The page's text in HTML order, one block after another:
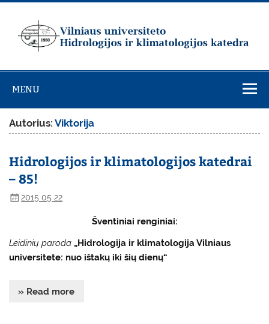
Skip
universiteto
Hidrologijos ir
klimatologijos
katedra
MENU
Autorius:Viktorija
Hidrologijos ir klimatologijos katedrai
– 85!
2015 05 22
Šventiniai renginiai:
Leidinių paroda„Hidrologija ir klimatologija Vilniaus
universitete: nuo ištakų iki šių dienų“
» Read more